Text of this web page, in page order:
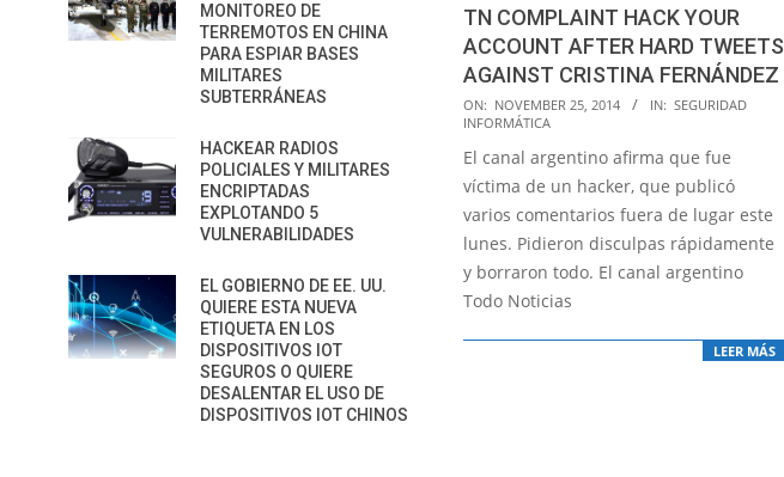
TN COMPLAINT HACK YOUR
ACCOUNT AFTER HARD TWEETS
AGAINST CRISTINA FERNÁNDEZ
2014-
11-
25
ON: NOVEMBER 25, 2014 IN: SEGURIDAD
INFORMÁTICA
El canal argentino afirma que fue
víctima de un hacker, que publicó
varios comentarios fuera de lugar este
lunes. Pidieron disculpas rápidamente
y borraron todo. El canal argentino
Todo Noticias
LEER MÁS
MONITOREO DE
TERREMOTOS EN CHINA
PARA ESPIAR BASES
MILITARES
SUBTERRÁNEAS
HACKEAR RADIOS
POLICIALES Y MILITARES
ENCRIPTADAS
EXPLOTANDO 5
VULNERABILIDADES
EL GOBIERNO DE EE. UU.
QUIERE ESTA NUEVA
ETIQUETA EN LOS
DISPOSITIVOS IOT
SEGUROS O QUIERE
DESALENTAR EL USO DE
DISPOSITIVOS IOT CHINOS